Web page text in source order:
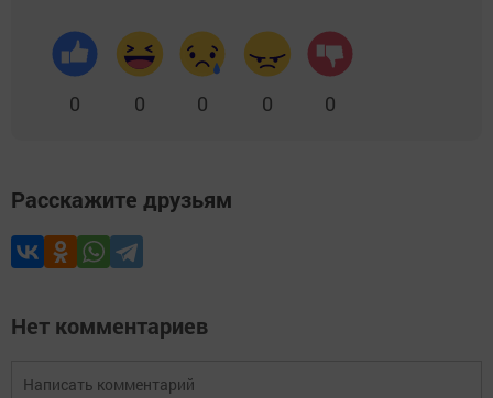
0 0 0 0 0
Расскажите друзьям
Нет комментариев